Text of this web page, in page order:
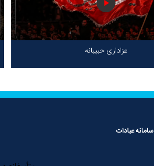
عزاداری حبیبانه
سامانه عبادات